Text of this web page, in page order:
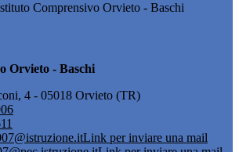
Comprensivo Orvieto - Baschi
Orvieto - Baschi
4 - 05018 Orvieto (TR)
Link per inviare una mail